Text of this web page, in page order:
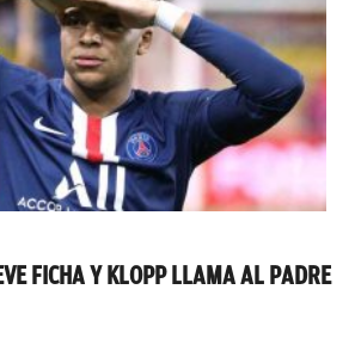
FICHA Y KLOPP LLAMA AL PADRE